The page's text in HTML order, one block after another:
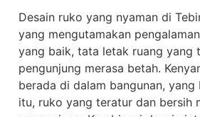
Desain ruko yang nyaman di
yang mengutamakan
yang baik, tata letak ruang yang
pengunjung merasa betah.
berada di dalam bangunan,
itu, ruko yang teratur dan bersih